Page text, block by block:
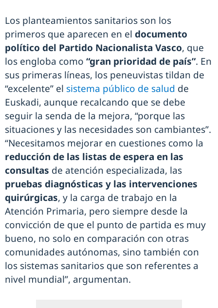
Los planteamientos sanitarios son los
primeros que aparecen en el documento
político del Partido Nacionalista Vasco, que
los engloba como “gran prioridad de país”. En
sus primeras líneas, los peneuvistas tildan de
“excelente” el sistema público de salud de
Euskadi, aunque recalcando que se debe
seguir la senda de la mejora, “porque las
situaciones y las necesidades son cambiantes”.
“Necesitamos mejorar en cuestiones como la
reducción de las listas de espera en las
consultas de atención especializada, las
pruebas diagnósticas y las intervenciones
quirúrgicas, y la carga de trabajo en la
Atención Primaria, pero siempre desde la
convicción de que el punto de partida es muy
bueno, no solo en comparación con otras
comunidades autónomas, sino también con
los sistemas sanitarios que son referentes a
nivel mundial”, argumentan.